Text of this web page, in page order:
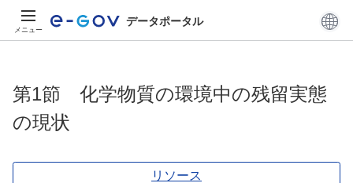
メニュー
データポータル
第1節 化学物質の環境中の残留実態
の現状
リソース